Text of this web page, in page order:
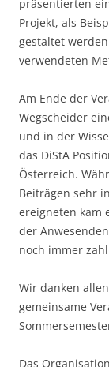
präsentierten
Projekt, als
gestaltet
verwendeten
Am Ende der
Wegscheider
und in der
das DiStA
Österreich.
Beiträgen sehr
ereigneten kam
der
noch immer
Wir danken
gemeinsame
Das